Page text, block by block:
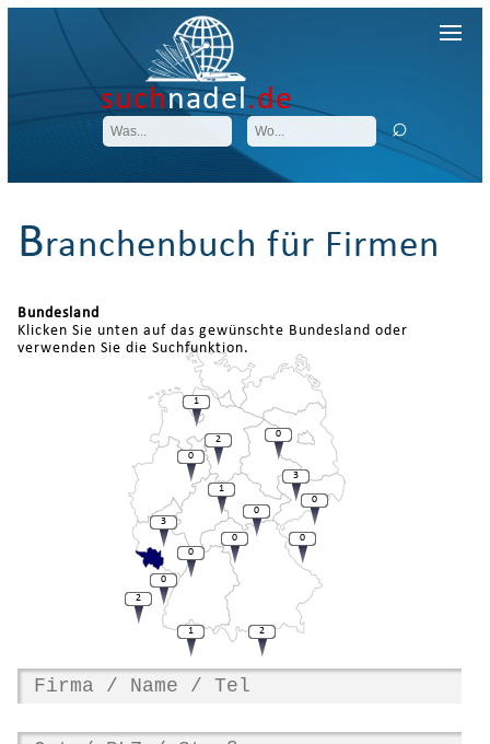
suchnadel.de
Branchenbuch für Firmen
Bundesland
Klicken Sie unten auf das gewünschte Bundesland oder
verwenden Sie die Suchfunktion.
0
0
3
3
0
0
2
1
0
1
2
0
0
1
0
2